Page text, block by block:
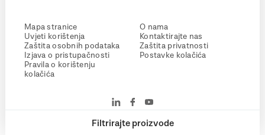
Filtrirajte proizvode
Mapa stranice
Uvjeti korištenja
Zaštita osobnih podataka
Izjava o pristupačnosti
Pravila o korištenju
kolačića
O nama
Kontaktirajte nas
Zaštita privatnosti
Postavke kolačića